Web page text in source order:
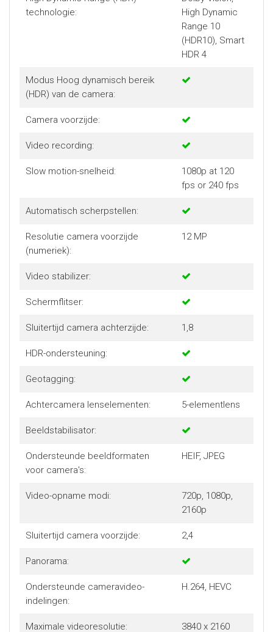
technologie:
High Dynamic
Range 10
(HDR10), Smart
HDR 4
Modus Hoog dynamisch bereik
(HDR) van de camera:
Camera voorzijde:
Video recording:
Slow motion-snelheid:
1080p at 120
fps or 240 fps
Automatisch scherpstellen:
Resolutie camera voorzijde
(numeriek):
12 MP
Video stabilizer:
Schermflitser:
Sluitertijd camera achterzijde: 1,8
HDR-ondersteuning:
Geotagging:
Achtercamera lenselementen: 5-elementlens
Beeldstabilisator:
Ondersteunde beeldformaten
voor camera's:
HEIF, JPEG
Video-opname modi:
720p, 1080p,
2160p
Sluitertijd camera voorzijde: 2,4
Panorama:
Ondersteunde cameravideo-
indelingen:
H.264, HEVC
Maximale videoresolutie:
3840 x 2160